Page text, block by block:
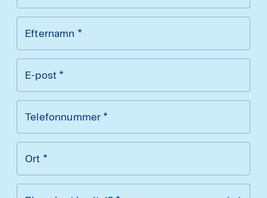
Efternamn *
E-post *
Telefonnummer *
Ort *